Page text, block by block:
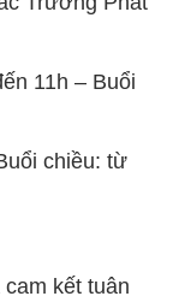
chiều: từ
tốt nhất cho
việc cao
ĐẮC